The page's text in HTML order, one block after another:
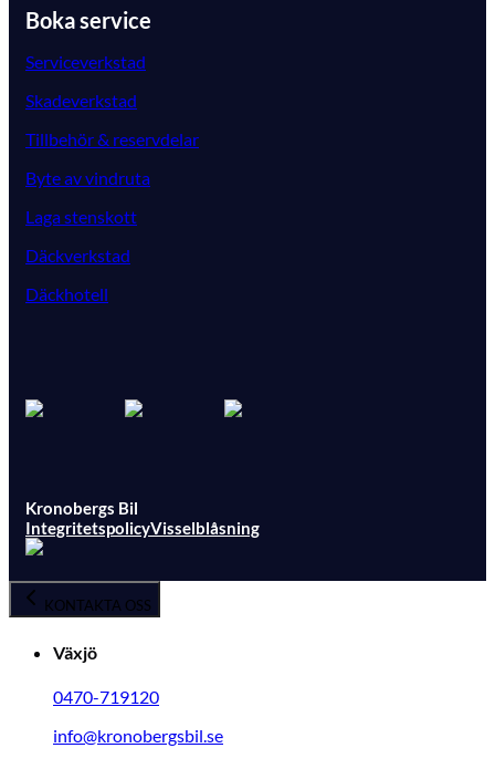
Boka service
Serviceverkstad
Skadeverkstad
Tillbehör & reservdelar
Byte av vindruta
Laga stenskott
Däckverkstad
Däckhotell
Kronobergs Bil
IntegritetspolicyVisselblåsning
KONTAKTA OSS
Växjö
0470-719120
info@kronobergsbil.se